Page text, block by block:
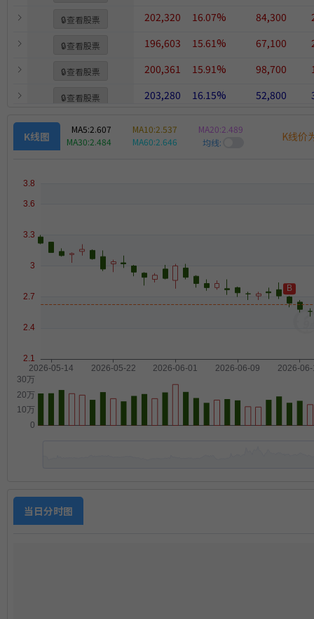
🔒查看股票 202,320 16.07% 84,300
🔒查看股票 196,603 15.61% 67,100
🔒查看股票 200,361 15.91% 98,700
🔒查看股票 203,280 16.15% 52,800
K线图
MA5:2.607 MA10:2.537 MA20:2.489
MA30:2.484 MA60:2.646 均线: K线价
当日分时图